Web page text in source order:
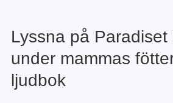
Lyssna på Paradiset
under mammas
ljudbok